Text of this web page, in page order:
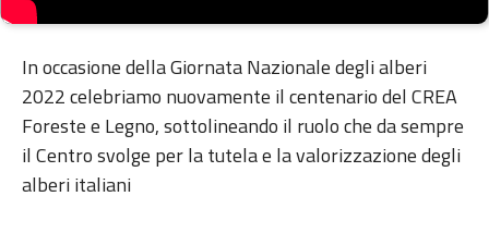
In occasione della Giornata Nazionale degli alberi
2022 celebriamo nuovamente il centenario del CREA
Foreste e Legno, sottolineando il ruolo che da sempre
il Centro svolge per la tutela e la valorizzazione degli
alberi italiani